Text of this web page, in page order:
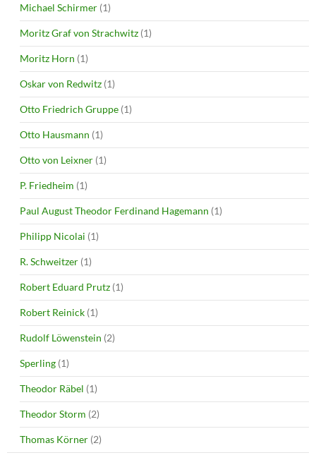
Michael Schirmer (1)
Moritz Graf von Strachwitz (1)
Moritz Horn (1)
Oskar von Redwitz (1)
Otto Friedrich Gruppe (1)
Otto Hausmann (1)
Otto von Leixner (1)
P. Friedheim (1)
Paul August Theodor Ferdinand Hagemann (1)
Philipp Nicolai (1)
R. Schweitzer (1)
Robert Eduard Prutz (1)
Robert Reinick (1)
Rudolf Löwenstein (2)
Sperling (1)
Theodor Räbel (1)
Theodor Storm (2)
Thomas Körner (2)